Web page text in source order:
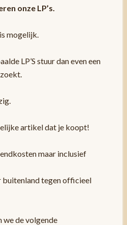
onze LP’s.
mogelijk.
LP’S stuur dan even een
artikel dat je koopt!
maar inclusief
buitenland tegen officieel
we de volgende